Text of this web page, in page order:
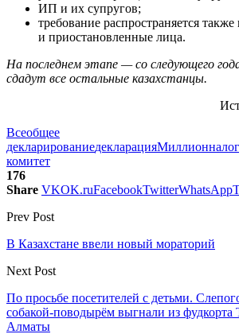
ИП и их супругов;
требование распространяется
и приостановленные лица.
На последнем этапе — со следующего
сдадут все остальные казахстанцы.
Всеобщее
декларированиедекларацияМиллион
комитет
176
Share VKOK.ruFacebookTwitterWhatsApp
Prev Post
В Казахстане ввели новый мораторий
Next Post
По просьбе посетителей с детьми.
собакой-поводырём выгнали из
Алматы